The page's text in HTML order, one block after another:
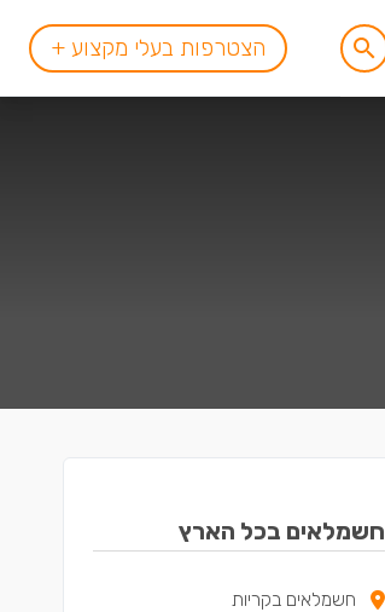
הצטרפות בעלי מקצוע +
חשמלאים בכל הארץ
חשמלאים בקריות